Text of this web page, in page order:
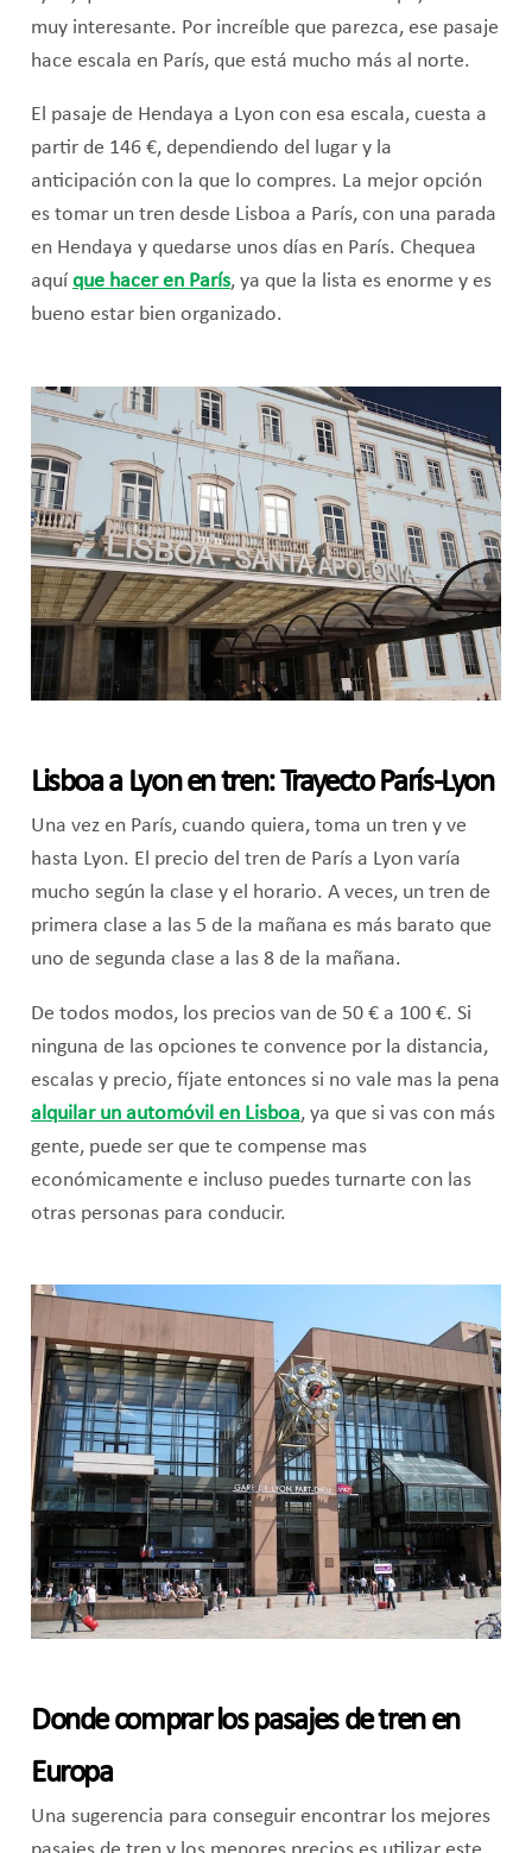
muy interesante. Por increíble que parezca, ese pasaje
hace escala en París, que está mucho más al norte.
El pasaje de Hendaya a Lyon con esa escala, cuesta a
partir de 146 €, dependiendo del lugar y la
anticipación con la que lo compres. La mejor opción
es tomar un tren desde Lisboa a París, con una parada
en Hendaya y quedarse unos días en París. Chequea
aquí que hacer en París, ya que la lista es enorme y es
bueno estar bien organizado.
Lisboa a Lyon en tren: Trayecto París-Lyon
Una vez en París, cuando quiera, toma un tren y ve
hasta Lyon. El precio del tren de París a Lyon varía
mucho según la clase y el horario. A veces, un tren de
primera clase a las 5 de la mañana es más barato que
uno de segunda clase a las 8 de la mañana.
De todos modos, los precios van de 50 € a 100 €. Si
ninguna de las opciones te convence por la distancia,
escalas y precio, fíjate entonces si no vale mas la pena
alquilar un automóvil en Lisboa, ya que si vas con más
gente, puede ser que te compense mas
económicamente e incluso puedes turnarte con las
otras personas para conducir.
Donde comprar los pasajes de tren en
Europa
Una sugerencia para conseguir encontrar los mejores